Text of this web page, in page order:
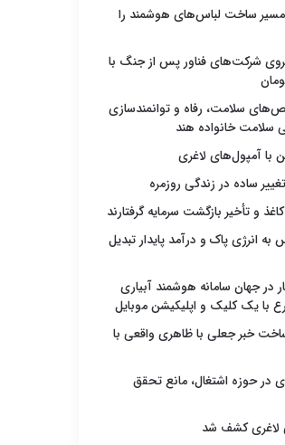
مسیر ساخت لباس‌های هوشمند را
شرکت‌های فناور پس از جنگ با
سلامت، رفاه و توانمندسازی
سلامت خانواده هند
با آمپول‌های لاغری
ساده در زندگی روزمره
و تأخیر بازگشت سرمایه گرفتارند
انرژی پاک و درآمد پایدار تبدیل
در جهان سامانه هوشمند آبیاری
با یک کلیک و اپلیکیشن موبایل
ساخت خبر جعلی با ظاهری واقعی با
در حوزه اشتغال، مانع تحقق
لاغری کشف شد